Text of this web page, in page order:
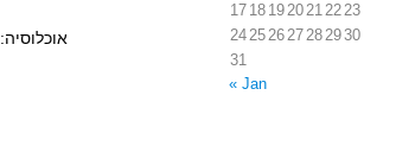
אוכלוסיה: 35.2 מליון איש , מרביתם מרוכזים בקרבת הגבול עם ארה”ב. שטח: 9,971,000 קמ”ר (פי 450 משטחה של ישראל). 10
17 18 1920212223
24252627282930
31
« Jan